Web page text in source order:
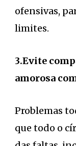
ofensivas,
limites.
3.Evite
amorosa
Problemas
que todo o